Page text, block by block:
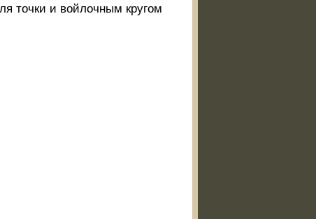
точки и войлочным кругом